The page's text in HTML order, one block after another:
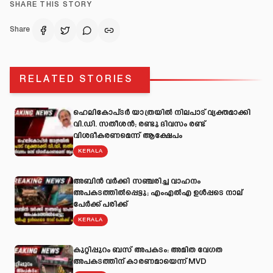
SHARE THIS STORY
Share
RELATED STORIES
ഹെലികോപ്ടർ യാത്രയിൽ നിലപാട് വ്യക്തമാക്കി
വി.ഡി. സതീശൻ; രണ്ടു ദിവസം രണ്ട്
വിശദീകരണമെന്ന് ആക്ഷേപം
KERALA
അബിന്‍ വര്‍ക്കി സഞ്ചരിച്ച വാഹനം
അപകടത്തില്‍പ്പെട്ടു; എംഎല്‍എ ഉള്‍പ്പടെ നാല്
പേര്‍ക്ക് പരിക്ക്
KERALA
കുറ്റിപ്പുറം ബസ് അപകടം: അമിത വേഗത
അപകടത്തിന് കാരണമായെന്ന് MVD